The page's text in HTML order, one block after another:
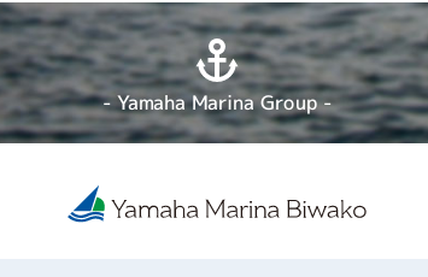
- Yamaha Marina Group -